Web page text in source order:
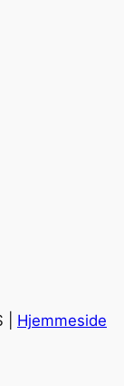
| Hjemmeside